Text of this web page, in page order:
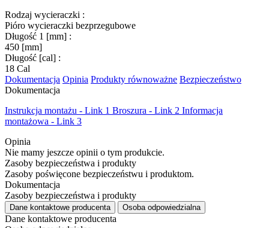
Rodzaj wycieraczki :
Pióro wycieraczki bezprzegubowe
Długość 1 [mm] :
450 [mm]
Długość [cal] :
18 Cal
Dokumentacja Opinia Produkty równoważne Bezpieczeństwo
Dokumentacja
Instrukcja montażu - Link 1 Broszura - Link 2 Informacja
montażowa - Link 3
Opinia
Nie mamy jeszcze opinii o tym produkcie.
Zasoby bezpieczeństwa i produkty
Zasoby poświęcone bezpieczeństwu i produktom.
Dokumentacja
Zasoby bezpieczeństwa i produkty
Dane kontaktowe producenta Osoba odpowiedzialna
Dane kontaktowe producenta